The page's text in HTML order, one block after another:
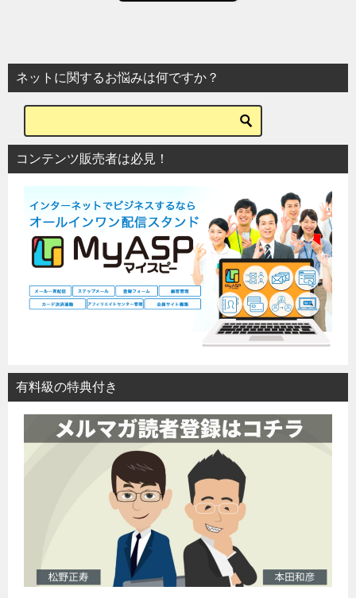
ネットに関するお悩みは何ですか？
コンテンツ販売者は必見！
有料級の特典付き